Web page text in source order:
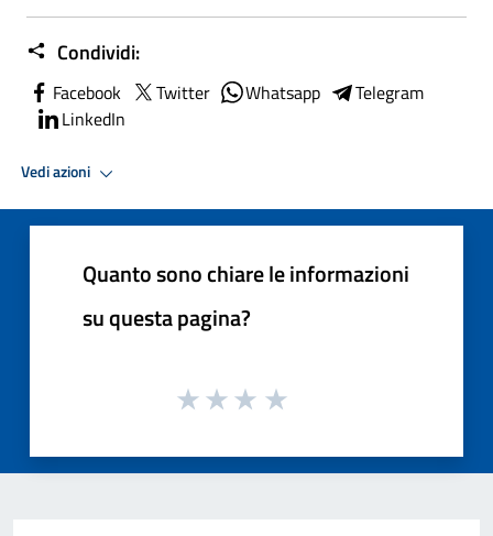
Condividi:
Facebook Twitter Whatsapp
Telegram
LinkedIn
Vedi azioni
Quanto sono chiare le informazioni
su questa pagina?